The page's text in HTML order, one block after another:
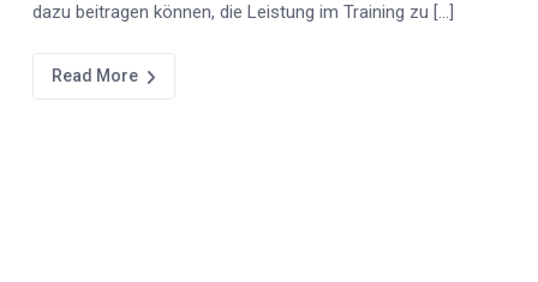
dazu beitragen können, die Leistung im Training zu […]
Read More